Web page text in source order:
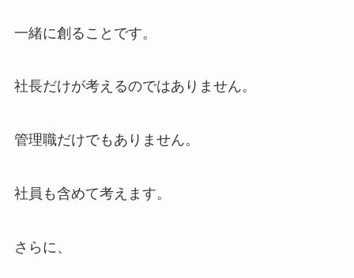
一緒に創ることです。
社長だけが考えるのではありません。
管理職だけでもありません。
社員も含めて考えます。
さらに、